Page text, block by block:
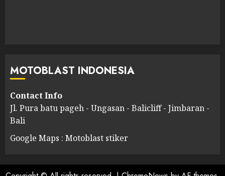
MOTOBLAST INDONESIA
Contact Info
Jl. Pura batu pageh - Ungasan - Balicliff - Jimbaran -
Bali
Google Maps : Motoblast stiker